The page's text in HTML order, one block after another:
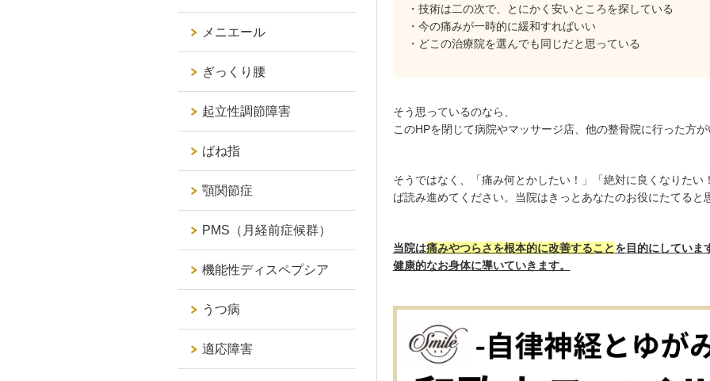
・技術は二の次で、とにかく安いところを探している
・今の痛みが一時的に緩和すればいい
・どこの治療院を選んでも同じだと思っている
そう思っているのなら、
このHPを閉じて病院やマッサージ店、他の整骨院に行った方が
そうではなく、「痛み何とかしたい！」「絶対に良くなりたい
ば読み進めてください。当院はきっとあなたのお役にたてると
当院は痛みやつらさを根本的に改善することを目的にしていま
健康的なお身体に導いていきます。
メニエール
ぎっくり腰
起立性調節障害
ばね指
顎関節症
PMS（月経前症候群）
機能性ディスペプシア
うつ病
適応障害